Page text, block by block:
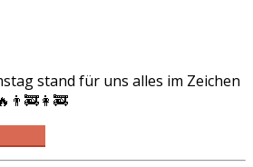
stand für uns alles im Zeichen